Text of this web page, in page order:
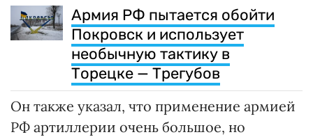
Армия РФ пытается обойти
Покровск и использует
необычную тактику в
Торецке — Трегубов
Он также указал, что применение армией
РФ артиллерии очень большое, но